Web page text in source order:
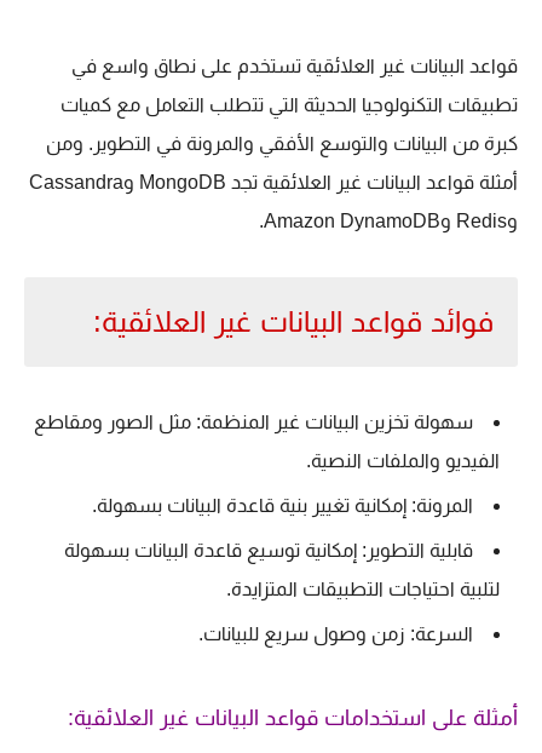
قواعد البيانات غير العلائقية تستخدم على نطاق واسع في
تطبيقات التكنولوجيا الحديثة التي تتطلب التعامل مع كميات
كبرة من البيانات والتوسع الأفقي والمرونة في التطوير. ومن
أمثلة قواعد البيانات غير العلائقية تجد MongoDB وCassandra
وRedis وAmazon DynamoDB.
فوائد قواعد البيانات غير العلائقية:
سهولة تخزين البيانات غير المنظمة: مثل الصور ومقاطع
الفيديو والملفات النصية.
المرونة: إمكانية تغيير بنية قاعدة البيانات بسهولة.
قابلية التطوير: إمكانية توسيع قاعدة البيانات بسهولة
لتلبية احتياجات التطبيقات المتزايدة.
السرعة: زمن وصول سريع للبيانات.
أمثلة على استخدامات قواعد البيانات غير العلائقية: